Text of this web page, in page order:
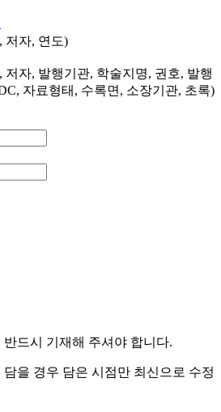
저자, 연도)
저자, 발행기관, 학술지명, 권호, 발행
자료형태, 수록면, 소장기관, 초록)
반드시 기재해 주셔야 합니다.
을 경우 담은 시점만 최신으로 수정